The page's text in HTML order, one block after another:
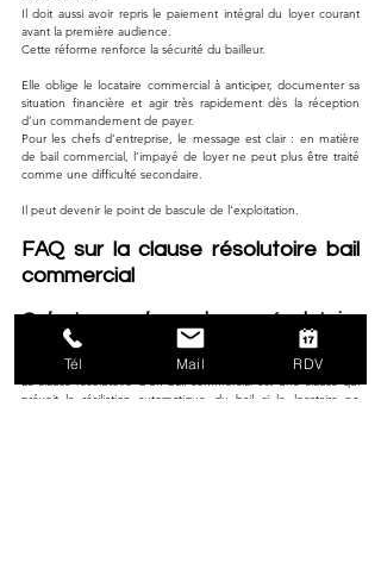
Il doit aussi avoir repris le paiement intégral du loyer courant
avant la première audience.
Cette réforme renforce la sécurité du bailleur.
Elle oblige le locataire commercial à anticiper, documenter sa
situation financière et agir très rapidement dès la réception
d’un commandement de payer.
Pour les chefs d’entreprise, le message est clair : en matière
de bail commercial, l’impayé de loyer ne peut plus être traité
comme une difficulté secondaire.
Il peut devenir le point de bascule de l’exploitation.
FAQ sur la clause résolutoire bail
commercial
Qu’est-ce qu’une clause résolutoire
dans un bail commercial ?
prévoit la résiliation automatique du bail si le locataire ne
Tél Mail RDV